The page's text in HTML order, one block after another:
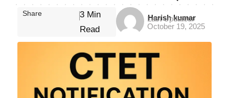
Harish kumar
Last Updated:
October 19, 2025
Share
3 Min
Read